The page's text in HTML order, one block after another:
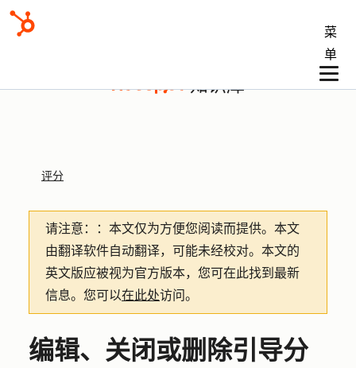
菜
单
知识库
评分
请注意： ：本文仅为方便您阅读而提供。 本文
由翻译软件自动翻译，可能未经校对。本文的
英文版应被视为官方版本，您可在此找到最新
信息。您可以在此处访问。
编辑、关闭或删除引导分